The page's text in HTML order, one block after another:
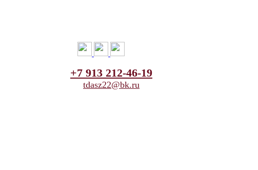
+7 913 212-46-19
tdasz22@bk.ru